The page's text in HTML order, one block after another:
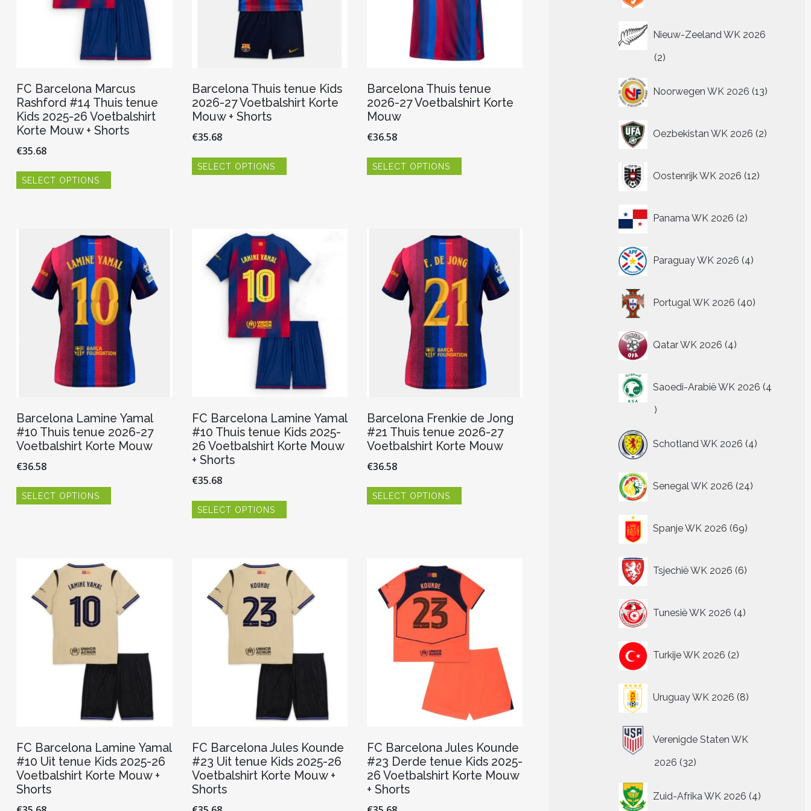
FC Barcelona Marcus
Rashford #14 Thuis tenue
Kids 2025-26 Voetbalshirt
Korte Mouw + Shorts
€35.68
SELECT OPTIONS
optie
kan
gekozen
worden
op
de
productpagina
Barcelona Thuis tenue Kids
2026-27 Voetbalshirt Korte
Mouw + Shorts
€35.68
SELECT OPTIONS
kan
gekozen
worden
op
de
productpagina
Barcelona Thuis tenue
2026-27 Voetbalshirt Korte
Mouw
€36.58
SELECT OPTIONS
kan
gekozen
worden
op
productpagina
Barcelona Lamine Yamal
#10 Thuis tenue 2026-27
Voetbalshirt Korte Mouw
€36.58
SELECT OPTIONS
kan
gekozen
worden
op
FC Barcelona Lamine Yamal
#10 Thuis tenue Kids 2025-
26 Voetbalshirt Korte Mouw
+ Shorts
€35.68
SELECT OPTIONS
optie
kan
gekozen
worden
Barcelona Frenkie de Jong
#21 Thuis tenue 2026-27
Voetbalshirt Korte Mouw
€36.58
SELECT OPTIONS
kan
gekozen
worden
op
de
productpagina
FC Barcelona Lamine Yamal
#10 Uit tenue Kids 2025-26
Voetbalshirt Korte Mouw +
Shorts
FC Barcelona Jules Kounde
#23 Uit tenue Kids 2025-26
Voetbalshirt Korte Mouw +
Shorts
FC Barcelona Jules Kounde
#23 Derde tenue Kids 2025-
26 Voetbalshirt Korte Mouw
+ Shorts
Nieuw-Zeeland WK 2026
22
Noorwegen WK 2026 13
producten
Oezbekistan WK 2026 2
producten
Oostenrijk WK 2026 12
producten
Panama WK 2026 2
producten
Paraguay WK 2026 4
producten
Portugal WK 2026 40
producten
Qatar WK 2026 4
producten
Saoedi-Arabië WK 2026 4
4
Schotland WK 2026 4
producten
Senegal WK 2026 24
producten
Spanje WK 2026 69
producten
Tsjechië WK 2026 6
producten
Tunesië WK 2026 4
producten
Turkije WK 2026 2
producten
Uruguay WK 2026 8
producten
Verenigde Staten WK
2026 3232
Zuid-Afrika WK 2026 4
producten